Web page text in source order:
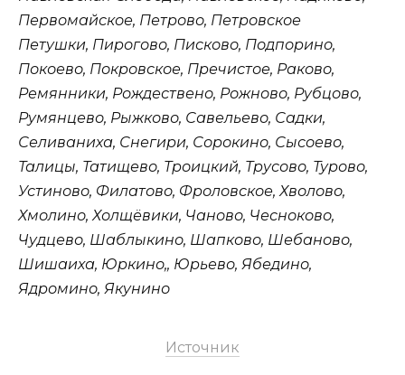
Первомайское, Петрово, Петровское
Петушки, Пирогово, Писково, Подпорино,
Покоево, Покровское, Пречистое, Раково,
Ремянники, Рождествено, Рожново, Рубцово,
Румянцево, Рыжково, Савельево, Садки,
Селиваниха, Снегири, Сорокино, Сысоево,
Талицы, Татищево, Троицкий, Трусово, Турово,
Устиново, Филатово, Фроловское, Хволово,
Хмолино, Холщёвики, Чаново, Чесноково,
Чудцево, Шаблыкино, Шапково, Шебаново,
Шишаиха, Юркино,, Юрьево, Ябедино,
Ядромино, Якунино
Источник